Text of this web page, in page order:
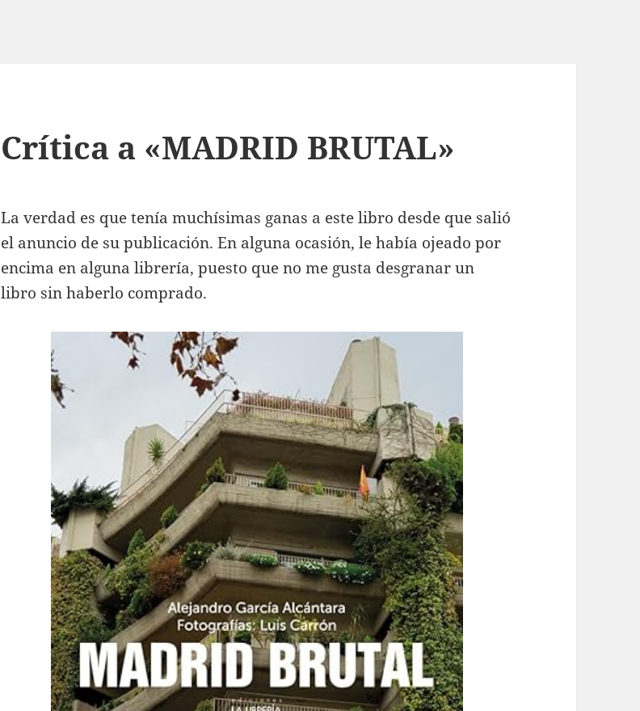
Crítica a «MADRID BRUTAL»
La verdad es que tenía muchísimas ganas a este libro desde que salió
el anuncio de su publicación. En alguna ocasión, le había ojeado por
encima en alguna librería, puesto que no me gusta desgranar un
libro sin haberlo comprado.